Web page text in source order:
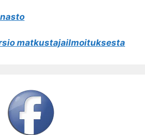
matkustajailmoituksesta